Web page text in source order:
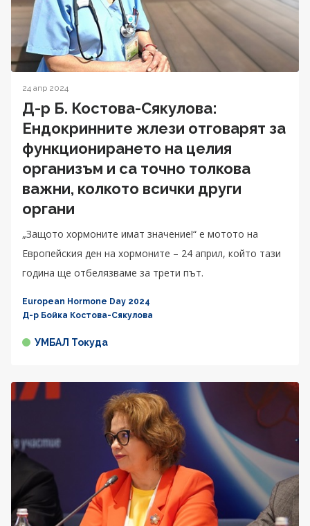
24 апр 2024
Д-р Б. Костова-Сякулова:
Ендокринните жлези отговарят за
функционирането на целия
организъм и са точно толкова
важни, колкото всички други
органи
„Защото хормоните имат значение!“ е мотото на
Европейския ден на хормоните – 24 април, който тази
година ще отбелязваме за трети път.
European Hormone Day 2024
Д-р Бойка Костова-Сякулова
УМБАЛ Токуда